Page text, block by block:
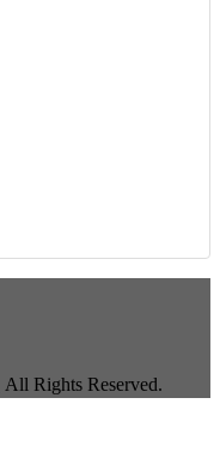
All Rights Reserved.